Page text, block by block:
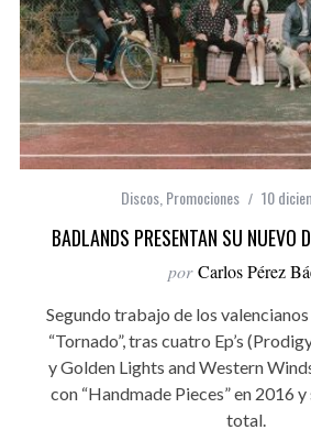
Discos Promociones 10
BADLANDS PRESENTAN SU NUEVO
por Carlos Pérez
Segundo trabajo de los
“Tornado”, tras cuatro Ep’s
y Golden Lights and Western
con “Handmade Pieces” en 2016
total.